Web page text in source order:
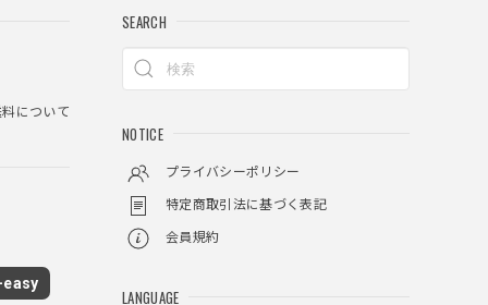
について
easy
SEARCH
NOTICE
プライバシーポリシー
特定商取引法に基づく表記
会員規約
LANGUAGE